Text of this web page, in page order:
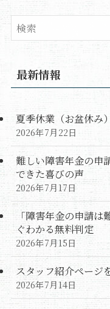
最新情報
夏季休業（お盆休み
2026年7月22日
難しい障害年金の申
できた喜びの声
2026年7月17日
「障害年金の申請
ぐわかる無料判定
2026年7月15日
スタッフ紹介ページ
2026年7月14日